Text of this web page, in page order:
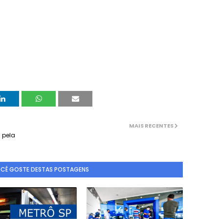
MAIS RECENTES
pela
GOSTE DESTAS POSTAGENS